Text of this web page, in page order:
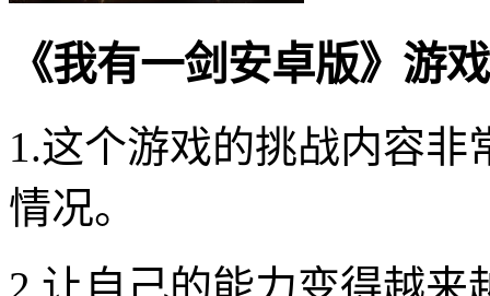
《我有一剑安卓版》游
1.这个游戏的挑战内容非
情况。